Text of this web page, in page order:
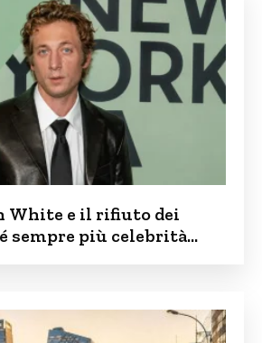
White e il rifiuto dei
sempre più celebrità